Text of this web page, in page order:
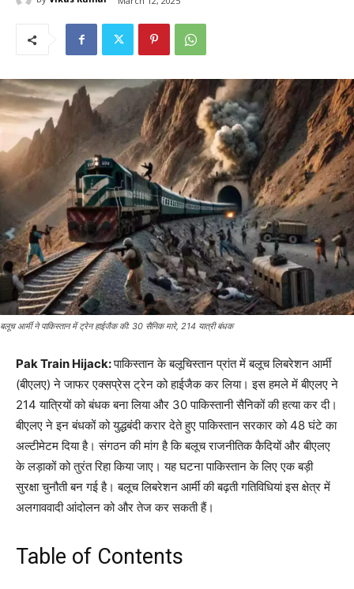
बलूच आर्मी ने पाकिस्तान में ट्रेन हाईजैक की: 30 सैनिक मारे, 214 यात्री बंधक
Pak Train Hijack:पाकिस्तान के बलूचिस्तान प्रांत में बलूच लिबरेशन आर्मी
(बीएलए) ने जाफर एक्सप्रेस ट्रेन को हाईजैक कर लिया। इस हमले में बीएलए ने
214 यात्रियों को बंधक बना लिया और 30 पाकिस्तानी सैनिकों की हत्या कर दी।
बीएलए ने इन बंधकों को युद्धबंदी करार देते हुए पाकिस्तान सरकार को 48 घंटे का
अल्टीमेटम दिया है। संगठन की मांग है कि बलूच राजनीतिक कैदियों और बीएलए
के लड़ाकों को तुरंत रिहा किया जाए। यह घटना पाकिस्तान के लिए एक बड़ी
सुरक्षा चुनौती बन गई है। बलूच लिबरेशन आर्मी की बढ़ती गतिविधियां इस क्षेत्र में
अलगाववादी आंदोलन को और तेज कर सकती हैं।
Table of Contents